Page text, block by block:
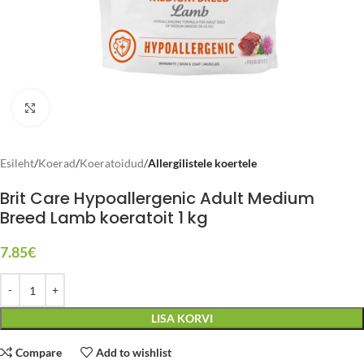
Esileht Koerad Koeratoidud Allergilistele koertele
Brit Care Hypoallergenic Adult Medium
Breed Lamb koeratoit 1 kg
7.85€
LISA KORVI
Compare Add to wishlist